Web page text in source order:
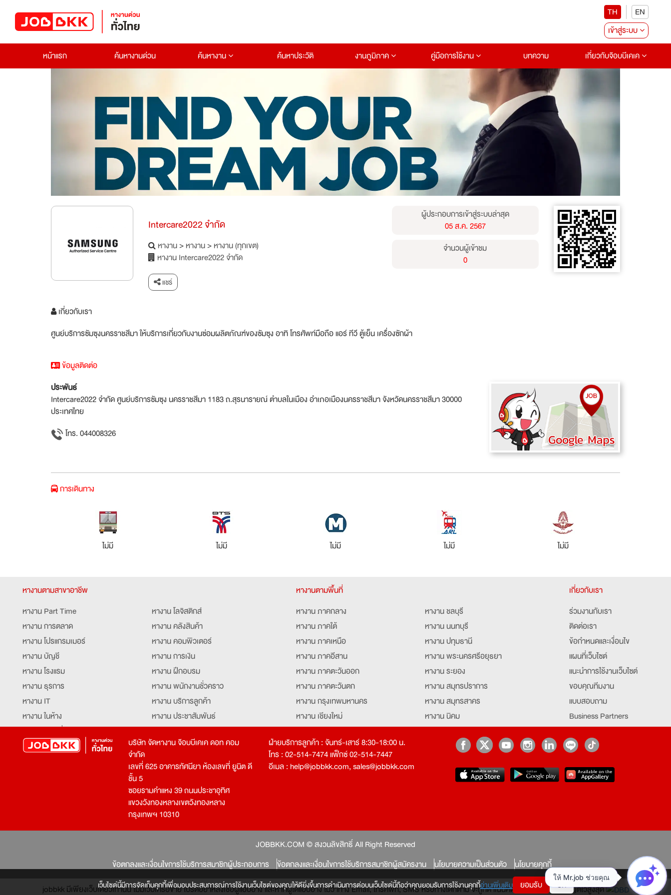
TH
EN
เข้าสู่ระบบ
หน้าแรก
ค้นหางานด่วน ค้นหางาน ค้นหาประวัติ งานภูมิภาค คู่มือการใช้งาน บทความ เกี่ยวกับจ๊อบบีเคเค
เว็บไซต์นี้มีการจัดเก็บคุกกี้เพื่อมอบประสบการณ์การใช้งานเว็บไซต์ของคุณให้ดียิ่งขึ้นการดำเนินการต่อบนเว็บไซต์นี้ถือว่าคุณยอมรับการใช้งานคุกกี้อ่านเพิ่มเติม ยอมรับ ปิด
Intercare2022 จำกัด
หางาน>หางาน>หางาน (ทุกเขต)
หางาน Intercare2022 จำกัด
แชร์
ผู้ประกอบการเข้าสู่ระบบล่าสุด
05 ส.ค. 2567
จำนวนผู้เข้าชม
0
เกี่ยวกับเรา
ศูนย์บริการซัมซุงนครราชสีมา ให้บริการเกี่ยวกับงานซ่อมผลิตภัณฑ์ของซัมซุง อาทิ โทรศัพท์มือถือ แอร์ ทีวี ตู้เย็น เครื่องซักผ้า
ข้อมูลติดต่อ
ประพันธ์
Intercare2022 จำกัด ศูนย์บริการซัมซุง นครราชสีมา 1183 ถ.สุรนารายณ์ ตำบลในเมือง อำเภอเมืองนครราชสีมา จังหวัดนครราชสีมา 30000
ประเทศไทย
โทร. 044008326
การเดินทาง
ไม่มี ไม่มี ไม่มี ไม่มี ไม่มี
หางานตามสาขาอาชีพ
หางาน Part Time
หางาน การตลาด
หางาน โปรแกรมเมอร์
หางาน บัญชี
หางาน โรงแรม
หางาน ธุรการ
หางาน IT
หางาน ในห้าง
หางาน ท่องเที่ยว
หางาน จัดซื้อ
หางาน เจ้าหน้าที่รักษาความปลอดภัย
โปรแกรมเมอร์
หางาน โลจิสติกส์
หางาน คลังสินค้า
หางาน คอมพิวเตอร์
หางาน การเงิน
หางาน ฝึกอบรม
หางาน พนักงานชั่วคราว
หางาน บริการลูกค้า
หางาน ประชาสัมพันธ์
หางาน รับโทรศัพท์
หางาน ประสานงาน
หางาน จองตั๋ว
หางาน กุ๊ก
หางาน นักศึกษาฝึกงาน
หางาน Mobile Application
Developer
บริการสรรหาพนักงาน
บริษัทจัดหางาน
หางานตามพื้นที่
หางาน ภาคกลาง
หางาน ภาคใต้
หางาน ภาคเหนือ
หางาน ภาคอีสาน
หางาน ภาคตะวันออก
หางาน ภาคตะวันตก
หางาน กรุงเทพมหานคร
หางาน เชียงใหม่
หางาน ฉะเชิงเทรา
หางาน ชลบุรี
หางาน นนทบุรี
หางาน ปทุมธานี
หางาน พระนครศรีอยุธยา
หางาน ระยอง
หางาน สมุทรปราการ
หางาน สมุทรสาคร
หางาน นิคม
หางานอยุธยา
เกี่ยวกับเรา
ร่วมงานกับเรา
ติดต่อเรา
ข้อกำหนดและเงื่อนไข
แผนที่เว็บไซต์
แนะนำการใช้งานเว็บไซต์
ขอบคุณทีมงาน
แบบสอบถาม
Business Partners
Partner มหาวิทยาลัย
Job Index
job
บริษัท จัดหางาน จ๊อบบีเคเค ดอท คอม
จำกัด
เลขที่ 625 อาคารทัศนียา ห้องเลขที่ ยูนิต ดี
ชั้น 5
ซอยรามคำแหง 39 ถนนประชาอุทิศ
แขวงวังทองหลางเขตวังทองหลาง
กรุงเทพฯ 10310
ฝ่ายบริการลูกค้า : จันทร์-เสาร์ 8:30-18:00 น.
โทร : 02-514-7474 แฟ็กซ์ 02-514-7447
อีเมล : help@jobbkk.com,sales@jobbkk.com
JOBBKK.COM © สงวนลิขสิทธิ์ All Right Reserved
ข้อตกลงและเงื่อนไขการใช้บริการสมาชิกผู้ประกอบการ
ข้อตกลงและเงื่อนไขการใช้บริการสมาชิกผู้สมัครงาน นโยบายความเป็นส่วนตัว
นโยบายคุกกี้
jobbkk มีเพียงเว็บเดียวเท่านั้น ไม่มีเว็บเครือข่าย โปรดอย่าหลงเชื่อผู้แอบอ้าง และหากผู้ใดแอบอ้าง ไม่ว่าทาง Email, โทรศัพท์, SMS หรือทางใดก็ตาม จะถูกดำเนินคดีตามที่กฎหมายบัญญัติไว้สูงสุด